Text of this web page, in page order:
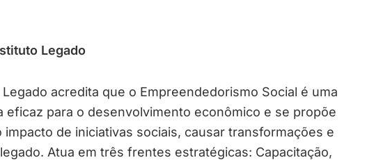
Legado
acredita que o Empreendedorismo Social é uma
eficaz para o desenvolvimento econômico e se propõe
impacto de iniciativas sociais, causar transformações e
Atua em três frentes estratégicas: Capacitação,